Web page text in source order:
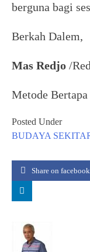
berguna bagi
Berkah Dalem,
Mas Redjo /
Metode
Posted Under
BUDAYA
Share on facebook